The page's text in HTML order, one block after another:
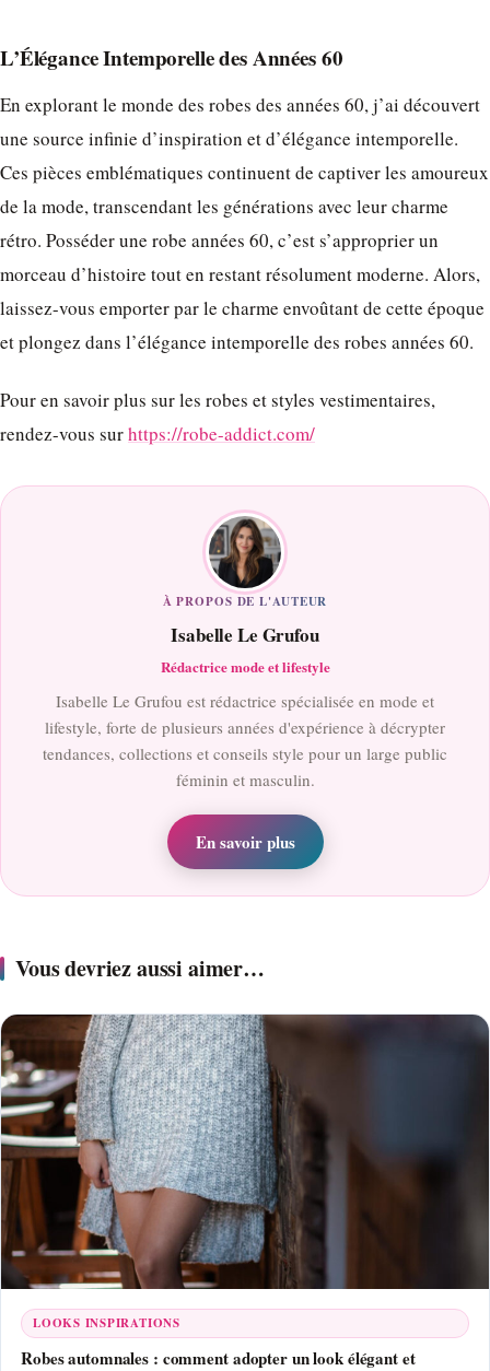
L’Élégance Intemporelle des Années 60
En explorant le monde des robes des années 60, j’ai découvert
une source infinie d’inspiration et d’élégance intemporelle.
Ces pièces emblématiques continuent de captiver les amoureux
de la mode, transcendant les générations avec leur charme
rétro. Posséder une robe années 60, c’est s’approprier un
morceau d’histoire tout en restant résolument moderne. Alors,
laissez-vous emporter par le charme envoûtant de cette époque
et plongez dans l’élégance intemporelle des robes années 60.
Pour en savoir plus sur les robes et styles vestimentaires,
rendez-vous surhttps://robe-addict.com/
À PROPOS DE L'AUTEUR
Isabelle Le Grufou
Rédactrice mode et lifestyle
Isabelle Le Grufou est rédactrice spécialisée en mode et
lifestyle, forte de plusieurs années d'expérience à décrypter
tendances, collections et conseils style pour un large public
féminin et masculin.
En savoir plus
Vous devriez aussi aimer…
LOOKS INSPIRATIONS
Robes automnales : comment adopter un look élégant et